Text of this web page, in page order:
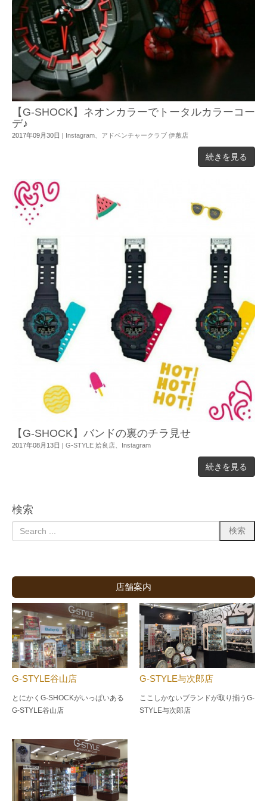
【G-SHOCK】ネオンカラーでトータルカラーコー
デ♪
2017年09月30日 | Instagram アドベンチャークラブ 伊敷店
続きを見る
【G-SHOCK】バンドの裏のチラ見せ
2017年08月13日 | G-STYLE 姶良店 Instagram
続きを見る
検索
店舗案内
G-STYLE谷山店
とにかくG-SHOCKがいっぱいある
G-STYLE谷山店
G-STYLE与次郎店
ここしかないブランドが取り揃うG-
STYLE与次郎店